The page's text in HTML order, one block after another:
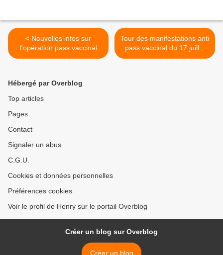
< Nouvelles infos sur
l'opération pass vaccinal
Tour des manifestations anti
pass vaccinal du 17 juillet
2021 en France >
Hébergé par Overblog
Top articles
Pages
Contact
Signaler un abus
C.G.U.
Cookies et données personnelles
Préférences cookies
Voir le profil de Henry sur le portail Overblog
Créer un blog sur Overblog
Créer un blog